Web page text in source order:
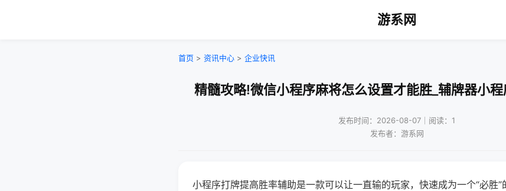
游系网
首页 > 资讯中心 > 企业快讯
精髓攻略!微信小程序麻将怎么设置才能胜_辅牌器小
发布时间：2026-08-07｜阅读：1
发布者：游系网
小程序打牌提高胜率辅助是一款可以让一直输的玩家，快速成为一个“必胜